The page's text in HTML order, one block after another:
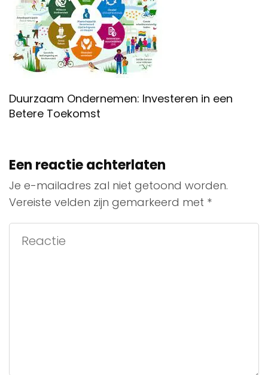
Duurzaam Ondernemen: Investeren in een
Betere Toekomst
Een reactie achterlaten
Je e-mailadres zal niet getoond worden.
Vereiste velden zijn gemarkeerd met *